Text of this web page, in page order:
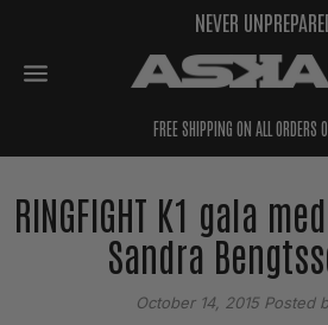
NEVER
FREE SHIPPING ON ALL ORDERS
RINGFIGHT K1 gala
Sandra
October 14, 2015 Posted